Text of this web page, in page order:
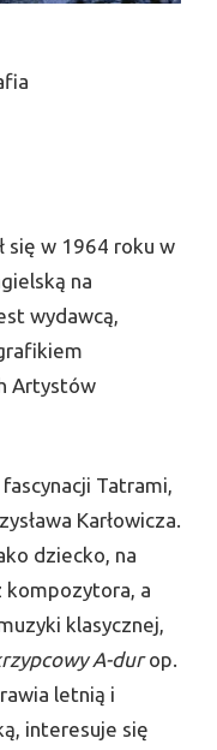
się w 1964 roku w
na
wydawcą,
Artystów
Tatrami,
Karłowicza.
dziecko, na
kompozytora, a
klasycznej,
A-durop.
letnią i
interesuje się